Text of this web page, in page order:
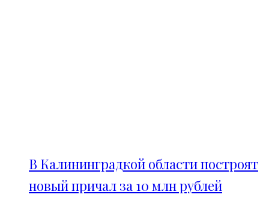
В Калининградкой области построят
новый причал за 10 млн рублей